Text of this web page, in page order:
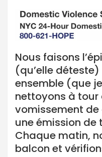
Nous faisons
(qu’elle
ensemble (que
nettoyons à tour
vomissement
une émission de
Chaque matin,
balcon et